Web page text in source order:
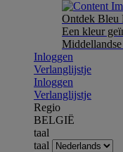
Ontdek Bleu
Een kleur
Middellandse
Inloggen
Verlanglijstje
Inloggen
Verlanglijstje
Regio
BELGIË
taal
taal